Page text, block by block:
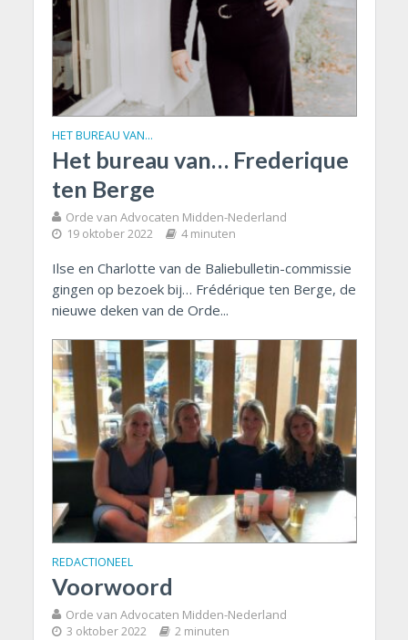
HET BUREAU VAN…
Het bureau van… Frederique
ten Berge
Orde van Advocaten Midden-Nederland
19 oktober 2022 4 minuten
Ilse en Charlotte van de Baliebulletin-commissie
gingen op bezoek bij… Frédérique ten Berge, de
nieuwe deken van de Orde...
REDACTIONEEL
Voorwoord
Orde van Advocaten Midden-Nederland
3 oktober 2022 2 minuten